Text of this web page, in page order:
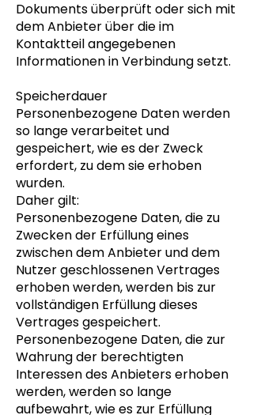
Dokuments überprüft oder sich mit
dem Anbieter über die im
Kontaktteil angegebenen
Informationen in Verbindung setzt.
Speicherdauer
Personenbezogene Daten werden
so lange verarbeitet und
gespeichert, wie es der Zweck
erfordert, zu dem sie erhoben
wurden.
Daher gilt:
Personenbezogene Daten, die zu
Zwecken der Erfüllung eines
zwischen dem Anbieter und dem
Nutzer geschlossenen Vertrages
erhoben werden, werden bis zur
vollständigen Erfüllung dieses
Vertrages gespeichert.
Personenbezogene Daten, die zur
Wahrung der berechtigten
Interessen des Anbieters erhoben
werden, werden so lange
aufbewahrt, wie es zur Erfüllung